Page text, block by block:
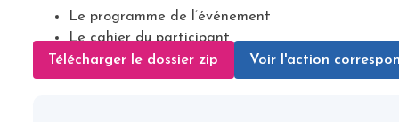
Le programme de l’événement
Le cahier du participant
Télécharger le dossier zip
Voir l'action